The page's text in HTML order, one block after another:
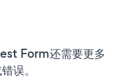
Form还需要更多
误。